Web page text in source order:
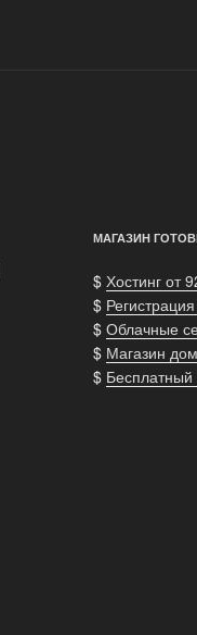
МАГАЗИН
$ Хостинг от
$
$ Облачные
$ Магазин
$ Бесплатный